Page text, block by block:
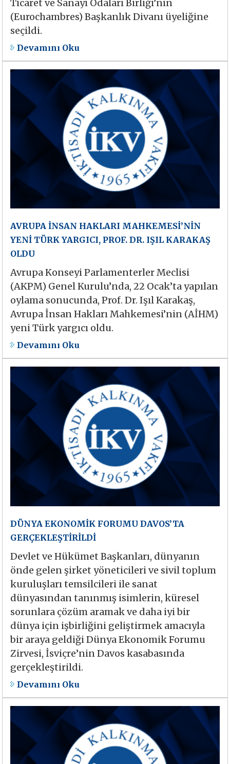
Ticaret ve Sanayi Odaları Birliği’nin
(Eurochambres) Başkanlık Divanı üyeliğine
seçildi.
Devamını Oku
AVRUPA İNSAN HAKLARI MAHKEMESİ’NİN
YENİ TÜRK YARGICI, PROF. DR. IŞIL KARAKAŞ
OLDU
Avrupa Konseyi Parlamenterler Meclisi
(AKPM) Genel Kurulu’nda, 22 Ocak’ta yapılan
oylama sonucunda, Prof. Dr. Işıl Karakaş,
Avrupa İnsan Hakları Mahkemesi’nin (AİHM)
yeni Türk yargıcı oldu.
Devamını Oku
DÜNYA EKONOMİK FORUMU DAVOS’TA
GERÇEKLEŞTİRİLDİ
Devlet ve Hükümet Başkanları, dünyanın
önde gelen şirket yöneticileri ve sivil toplum
kuruluşları temsilcileri ile sanat
dünyasından tanınmış isimlerin, küresel
sorunlara çözüm aramak ve daha iyi bir
dünya için işbirliğini geliştirmek amacıyla
bir araya geldiği Dünya Ekonomik Forumu
Zirvesi, İsviçre’nin Davos kasabasında
gerçekleştirildi.
Devamını Oku